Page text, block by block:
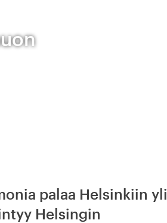
palaa Helsinkiin yli
Helsingin